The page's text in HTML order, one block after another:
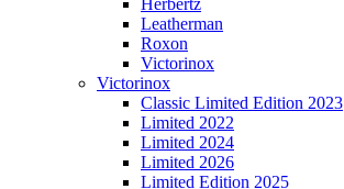
Herbertz
Leatherman
Roxon
Victorinox
Victorinox
Classic Limited Edition 2023
Limited 2022
Limited 2024
Limited 2026
Limited Edition 2025